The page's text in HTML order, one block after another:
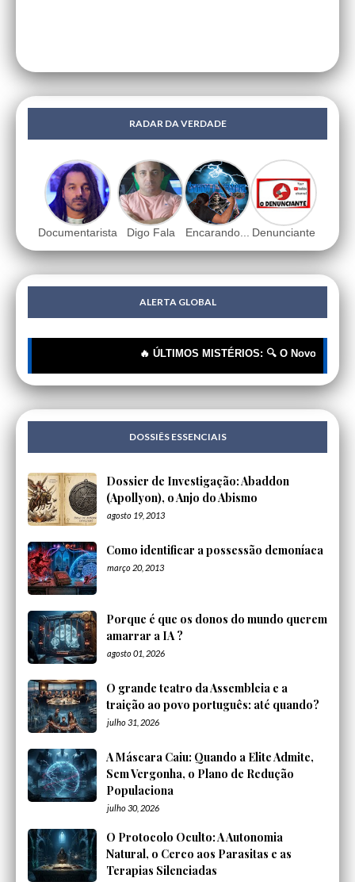
RADAR DA VERDADE
Documentarista Digo Fala Encarando... Denunciante
ALERTA GLOBAL
🔥 ÚLTIMOS MISTÉRIOS: 🔍 O Novo Rótulo,
DOSSIÊS ESSENCIAIS
Dossier de Investigação: Abaddon
(Apollyon), o Anjo do Abismo
agosto 19, 2013
Como identificar a possessão demoníaca
março 20, 2013
Porque é que os donos do mundo querem
amarrar a IA ?
agosto 01, 2026
O grande teatro da Assembleia e a
traição ao povo português: até quando?
julho 31, 2026
A Máscara Caiu: Quando a Elite Admite,
Sem Vergonha, o Plano de Redução
Populaciona
julho 30, 2026
O Protocolo Oculto: A Autonomia
Natural, o Cerco aos Parasitas e as
Terapias Silenciadas